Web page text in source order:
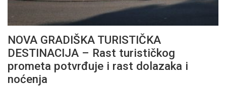
NOVA GRADIŠKA TURISTIČKA
DESTINACIJA – Rast turističkog
prometa potvrđuje i rast dolazaka i
noćenja